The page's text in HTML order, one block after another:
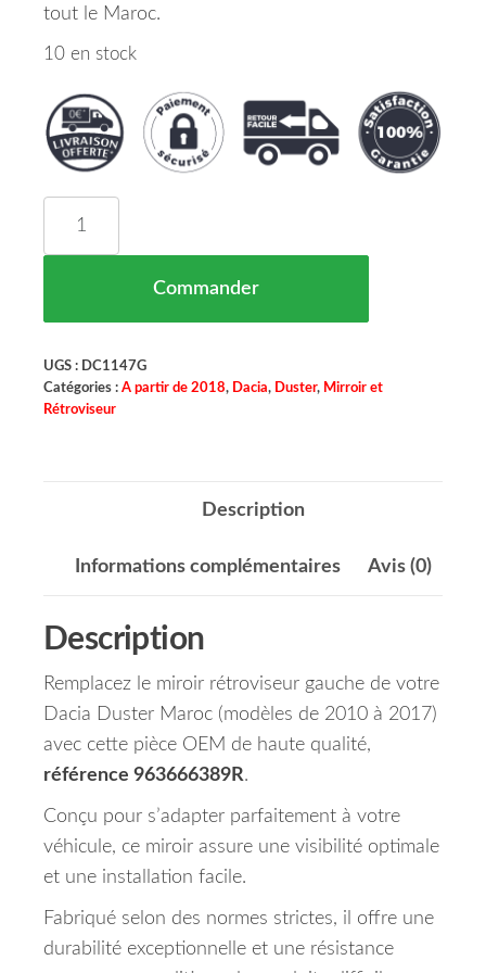
tout le Maroc.
10 en stock
Commander
UGS : DC1147G
Catégories : A partir de 2018, Dacia, Duster, Mirroir et
Rétroviseur
Description
Informations complémentaires Avis (0)
Description
Remplacez le miroir rétroviseur gauche de votre
Dacia Duster Maroc (modèles de 2010 à 2017)
avec cette pièce OEM de haute qualité,
référence 963666389R.
Conçu pour s’adapter parfaitement à votre
véhicule, ce miroir assure une visibilité optimale
et une installation facile.
Fabriqué selon des normes strictes, il offre une
durabilité exceptionnelle et une résistance